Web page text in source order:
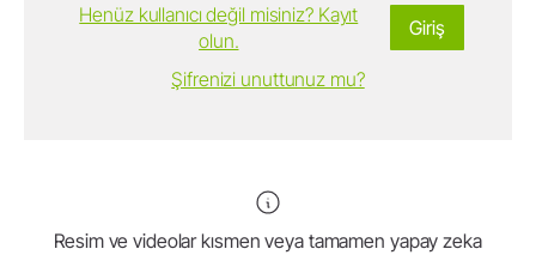
Giriş
Henüz kullanıcı değil misiniz? Kayıt
olun.
Şifrenizi unuttunuz mu?
Resim ve videolar kısmen veya tamamen yapay zeka